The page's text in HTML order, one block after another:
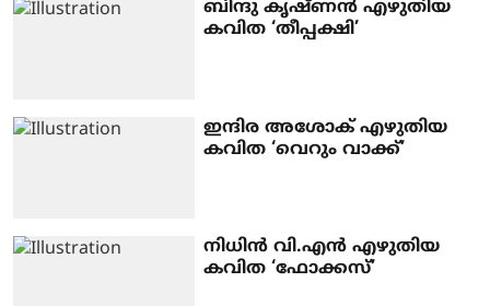
ബിന്ദു കൃഷ്ണൻ എഴുതിയ
കവിത ‘തീപ്പക്ഷി’
ഇന്ദിര അശോക് എഴുതിയ
കവിത ‘വെറും വാക്ക്’
നിധിന്‍ വി.എന്‍ എഴുതിയ
കവിത ‘ഫോക്കസ്’